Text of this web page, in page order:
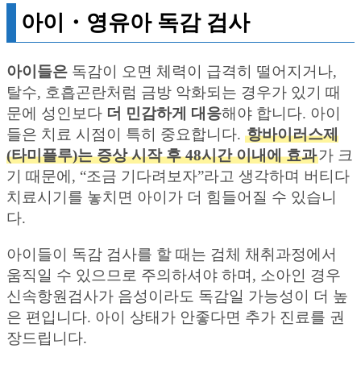
아이・영유아 독감 검사
아이들은 독감이 오면 체력이 급격히 떨어지거나,
탈수, 호흡곤란처럼 금방 악화되는 경우가 있기 때
문에 성인보다 더 민감하게 대응해야 합니다. 아이
들은 치료 시점이 특히 중요합니다. 항바이러스제
(타미플루)는 증상 시작 후 48시간 이내에 효과가 크
기 때문에, “조금 기다려보자”라고 생각하며 버티다
치료시기를 놓치면 아이가 더 힘들어질 수 있습니
다.
아이들이 독감 검사를 할 때는 검체 채취과정에서
움직일 수 있으므로 주의하셔야 하며, 소아인 경우
신속항원검사가 음성이라도 독감일 가능성이 더 높
은 편입니다. 아이 상태가 안좋다면 추가 진료를 권
장드립니다.